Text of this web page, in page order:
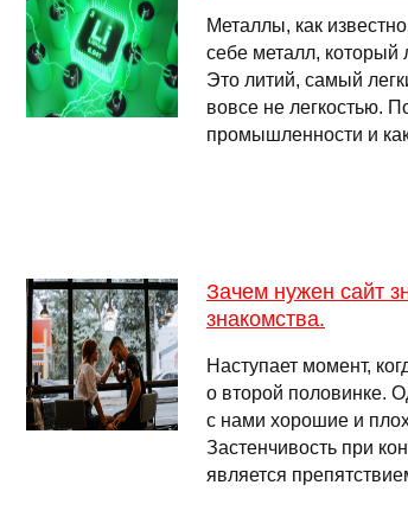
Металлы, как
себе металл, который
Это литий, самый
вовсе не легкостью.
промышленности и
Зачем нужен сайт
знакомства.
Наступает момент,
о второй половинке.
с нами хорошие и
Застенчивость при
является